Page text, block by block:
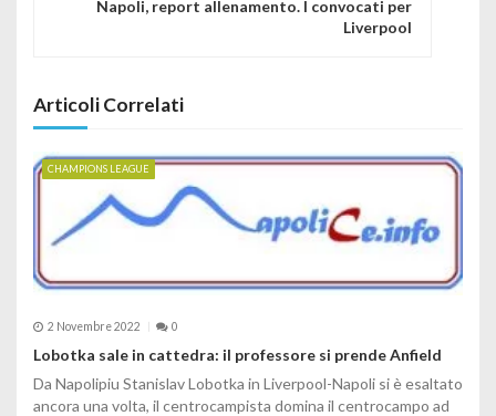
Napoli, report allenamento. I convocati per
Liverpool
Articoli Correlati
CHAMPIONS LEAGUE
2 Novembre 2022 0
Lobotka sale in cattedra: il professore si prende Anfield
Da Napolipiu Stanislav Lobotka in Liverpool-Napoli si è esaltato
ancora una volta, il centrocampista domina il centrocampo ad